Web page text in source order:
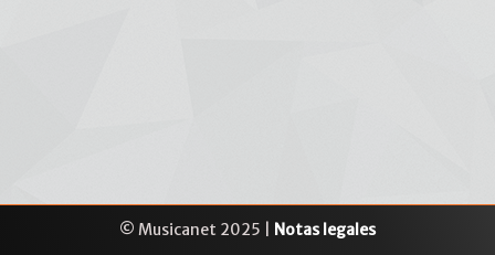
© Musicanet 2025 | Notas legales